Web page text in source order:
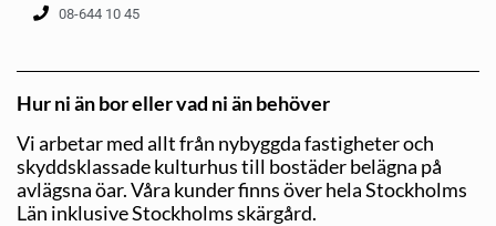
08-644 10 45
Hur ni än bor eller vad ni än behöver
Vi arbetar med allt från nybyggda fastigheteroch
skyddsklassade kulturhus till bostäder belägna på
avlägsna öar. Våra kunder finns över hela Stockholms
Län inklusive Stockholms skärgård.